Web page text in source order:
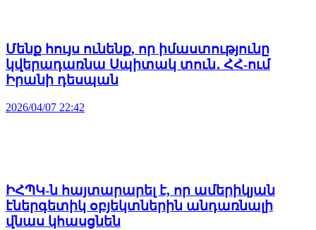
Մենք հույս ունենք, որ իմաստությունը
կվերադառնա Սպիտակ տուն․ ՀՀ-ում
Իրանի դեսպան
2026/04/07 22:42
ԻՀՊԿ-ն հայտարարել է, որ ամերիկյան
էներգետիկ օբյեկտներին անդառնալի
վնաս կհասցնեն